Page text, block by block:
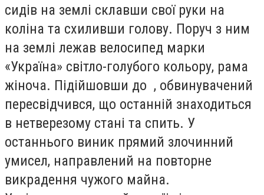
сидів на землі склавши свої руки на
коліна та схиливши голову. Поруч з ним
на землі лежав велосипед марки
«Україна» світло-голубого кольору, рама
жіноча. Підійшовши до , обвинувачений
пересвідчився, що останній знаходиться
в нетверезому стані та спить. У
останнього виник прямий злочинний
умисел, направлений на повторне
викрадення чужого майна.